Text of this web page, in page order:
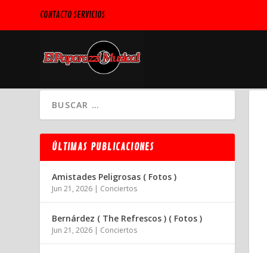
CONTACTO SERVICIOS
ÚLTIMAS PUBLICACIONES
Amistades Peligrosas ( Fotos )
Jun 21, 2026 | Conciertos
Bernárdez ( The Refrescos ) ( Fotos )
Jun 21, 2026 | Conciertos